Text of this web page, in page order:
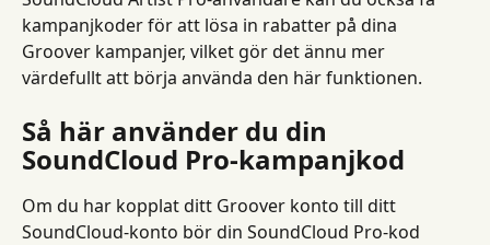
kampanjkoder för att lösa in rabatter på dina
Groover kampanjer, vilket gör det ännu mer
värdefullt att börja använda den här funktionen.
Så här använder du din
SoundCloud Pro-kampanjkod
Om du har kopplat ditt Groover konto till ditt
SoundCloud-konto bör din SoundCloud Pro-kod